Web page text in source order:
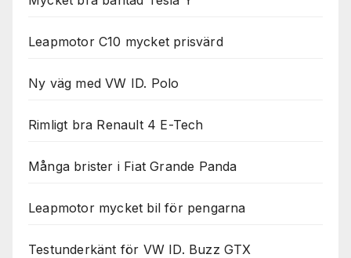
Leapmotor C10 mycket prisvärd
Ny väg med VW ID. Polo
Rimligt bra Renault 4 E-Tech
Många brister i Fiat Grande Panda
Leapmotor mycket bil för pengarna
Testunderkänt för VW ID. Buzz GTX